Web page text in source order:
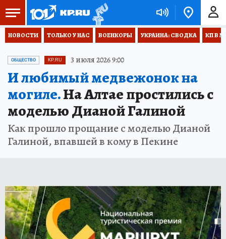
НОВОСТИ ТОЛЬКО У НАС ВОЕНКОРЫ УКРАИНА: СВОДКА КП В
ОБЩЕСТВО KP.RU 3 июля 2026 9:00
И любимый медвежонок на
могиле.На Алтае простились с
моделью Дианой Галиной
Как прошло прощание с моделью Дианой
Галиной, впавшей в кому в Пекине